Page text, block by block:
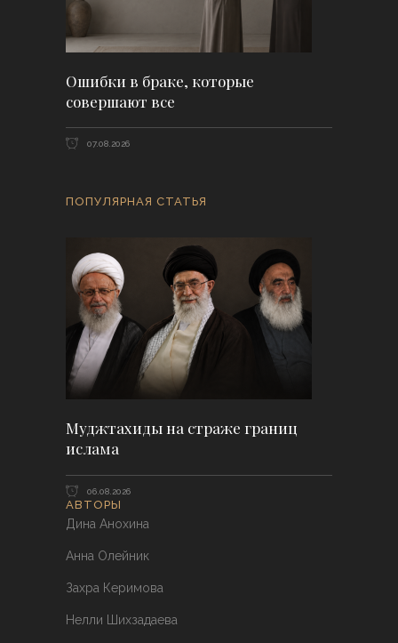
Ошибки в браке, которые
совершают все
07.08.2026
ПОПУЛЯРНАЯ СТАТЬЯ
Муджтахиды на страже границ
ислама
06.08.2026
АВТОРЫ
Дина Анохина
Анна Олейник
Захра Керимова
Нелли Шихзадаева